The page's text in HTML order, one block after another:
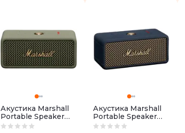
Акустика Marshall
Portable Speaker
Emberton III Sage
Акустика Marshall
Portable Speaker
Emberton III